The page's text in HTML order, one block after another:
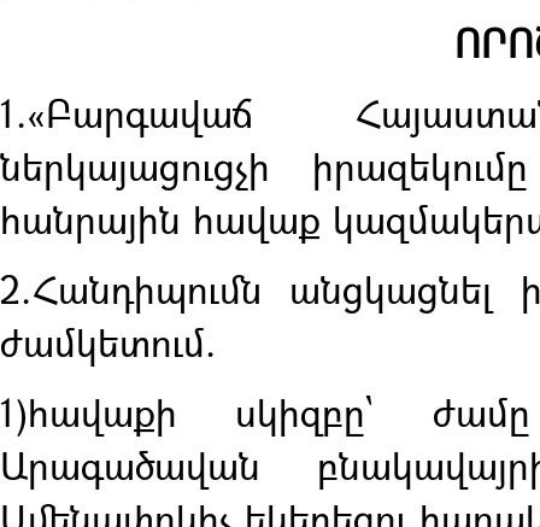
1.«Բարգավաճ
ներկայացուցչի
հանրային հավաք
2.Հանդիպումն անցկացնել
ժամկետում.
1)հավաքի սկիզբը`
Արագածավան